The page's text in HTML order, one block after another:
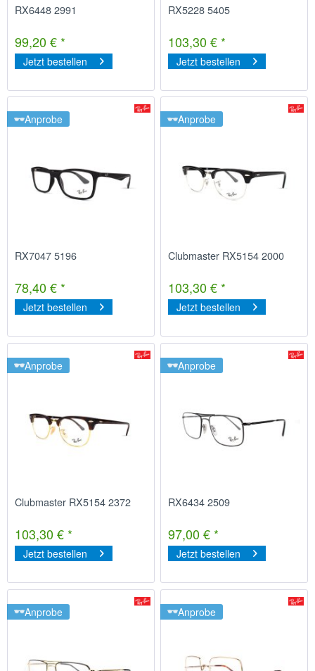
RX6448 2991
99,20 € *
Jetzt bestellen
RX5228 5405
103,30 € *
Jetzt bestellen
Anprobe
RX7047 5196
78,40 € *
Jetzt bestellen
Anprobe
Clubmaster RX5154 2000
103,30 € *
Jetzt bestellen
Anprobe
Clubmaster RX5154 2372
103,30 € *
Jetzt bestellen
Anprobe
RX6434 2509
97,00 € *
Jetzt bestellen
Anprobe Anprobe